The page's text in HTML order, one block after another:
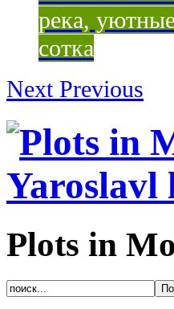
река,
сотка
Next Previous
Plots in